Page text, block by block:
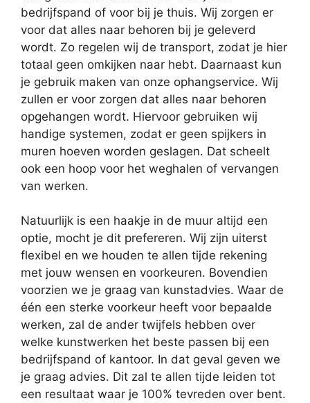
bedrijfspand of voor bij je thuis. Wij zorgen er
voor dat alles naar behoren bij je geleverd
wordt. Zo regelen wij de transport, zodat je hier
totaal geen omkijken naar hebt. Daarnaast kun
je gebruik maken van onze ophangservice. Wij
zullen er voor zorgen dat alles naar behoren
opgehangen wordt. Hiervoor gebruiken wij
handige systemen, zodat er geen spijkers in
muren hoeven worden geslagen. Dat scheelt
ook een hoop voor het weghalen of vervangen
van werken.
Natuurlijk is een haakje in de muur altijd een
optie, mocht je dit prefereren. Wij zijn uiterst
flexibel en we houden te allen tijde rekening
met jouw wensen en voorkeuren. Bovendien
voorzien we je graag van kunstadvies. Waar de
één een sterke voorkeur heeft voor bepaalde
werken, zal de ander twijfels hebben over
welke kunstwerken het beste passen bij een
bedrijfspand of kantoor. In dat geval geven we
je graag advies. Dit zal te allen tijde leiden tot
een resultaat waar je 100% tevreden over bent.